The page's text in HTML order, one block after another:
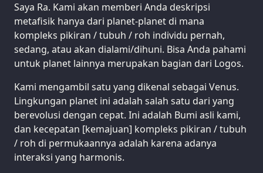
Saya Ra. Kami akan memberi Anda deskripsi
metafisik hanya dari planet-planet di mana
kompleks pikiran / tubuh / roh individu pernah,
sedang, atau akan dialami/dihuni. Bisa Anda pahami
untuk planet lainnya merupakan bagian dari Logos.
Kami mengambil satu yang dikenal sebagai Venus.
Lingkungan planet ini adalah salah satu dari yang
berevolusi dengan cepat. Ini adalah Bumi asli kami,
dan kecepatan [kemajuan] kompleks pikiran / tubuh
/ roh di permukaannya adalah karena adanya
interaksi yang harmonis.